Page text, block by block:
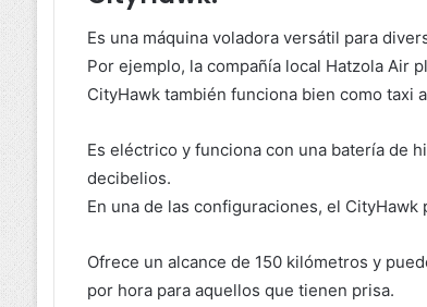
Es una máquina voladora versátil para
Por ejemplo, la compañía local Hatzola Air
CityHawk también funciona bien como taxi
Es eléctrico y funciona con una batería de
decibelios.
En una de las configuraciones, el
Ofrece un alcance de 150 kilómetros y
por hora para aquellos que tienen prisa.